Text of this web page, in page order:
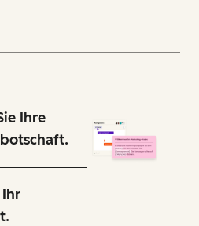
Ihre
Ihr